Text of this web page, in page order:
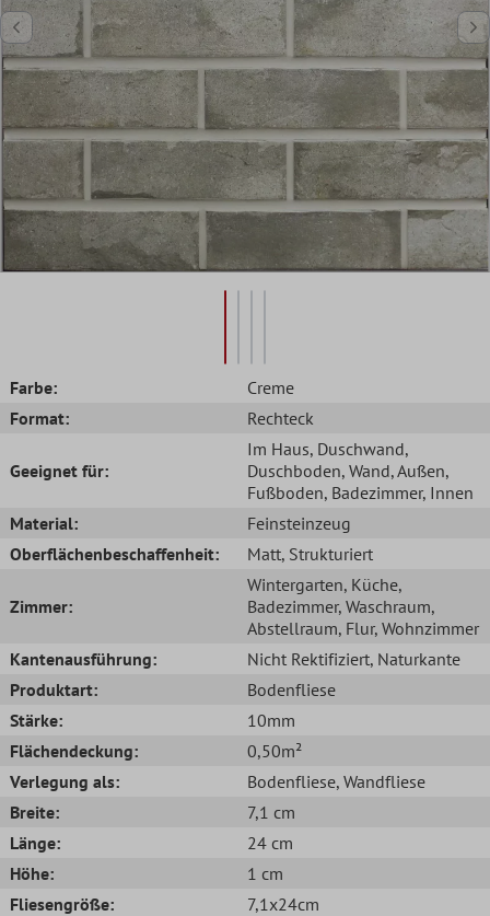
Farbe:
Creme
Format:
Rechteck
Geeignet für:
Im Haus, Duschwand,
Duschboden, Wand, Außen,
Fußboden, Badezimmer, Innen
Material:
Feinsteinzeug
Oberflächenbeschaffenheit:
Matt, Strukturiert
Zimmer:
Wintergarten, Küche,
Badezimmer, Waschraum,
Abstellraum, Flur, Wohnzimmer
Kantenausführung:
Nicht Rektifiziert, Naturkante
Produktart:
Bodenfliese
Stärke:
10mm
Flächendeckung:
0,50m²
Verlegung als:
Bodenfliese, Wandfliese
Breite:
7,1 cm
Länge:
24 cm
Höhe:
1 cm
Fliesengröße:
7,1x24cm